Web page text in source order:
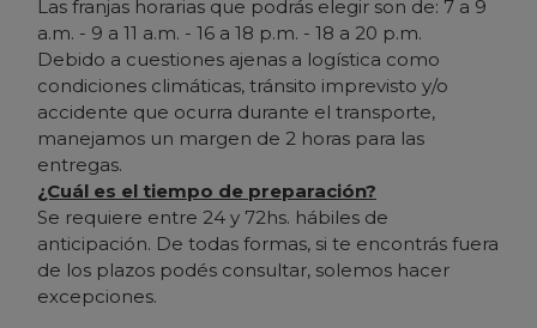
Las franjas horarias que podrás elegir son de: 7 a 9
a.m. - 9 a 11 a.m. - 16 a 18 p.m. - 18 a 20 p.m.
Debido a cuestiones ajenas a logística como
condiciones climáticas, tránsito imprevisto y/o
accidente que ocurra durante el transporte,
manejamos un margen de 2 horas para las
entregas.
¿Cuál es el tiempo de preparación?
Se requiere entre 24 y 72hs. hábiles de
anticipación. De todas formas, si te encontrás fuera
de los plazos podés consultar, solemos hacer
excepciones.